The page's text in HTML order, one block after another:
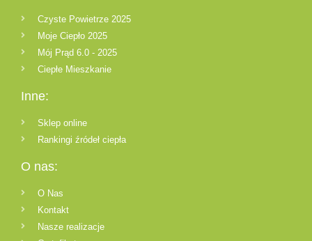
Czyste Powietrze 2025
Moje Ciepło 2025
Mój Prąd 6.0 - 2025
Ciepłe Mieszkanie
Inne:
Sklep online
Rankingi źródeł ciepła
O nas:
O Nas
Kontakt
Nasze realizacje